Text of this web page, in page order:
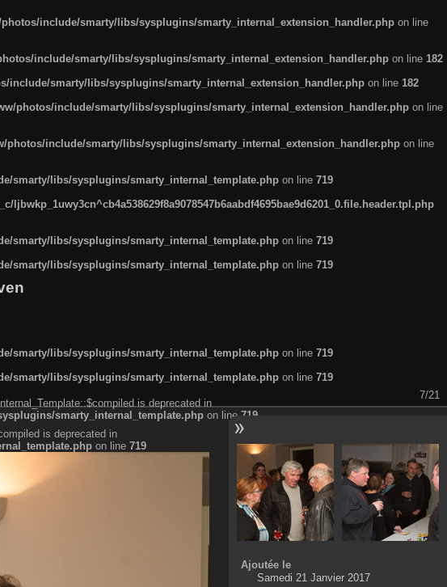
include/smarty/libs/sysplugins/smarty_internal_extension_handler.php on line
include/smarty/libs/sysplugins/smarty_internal_extension_handler.php on line 182
include/smarty/libs/sysplugins/smarty_internal_extension_handler.php on line 182
photos/include/smarty/libs/sysplugins/smarty_internal_extension_handler.php on line
photos/include/smarty/libs/sysplugins/smarty_internal_extension_handler.php on line
smarty/libs/sysplugins/smarty_internal_template.php on line 719
ljbwkp_1uwy3cn^cb4a538629f8a9078547b6aabdf4695bae9d6201_0.file.header.tpl.php
smarty/libs/sysplugins/smarty_internal_template.php on line 719
smarty/libs/sysplugins/smarty_internal_template.php on line 719
smarty/libs/sysplugins/smarty_internal_template.php on line 719
smarty/libs/sysplugins/smarty_internal_template.php on line 719
7/21
is deprecated in
smarty_internal_template.php on line 719
is deprecated in
on line 719
Ajoutée le
Samedi 21 Janvier 2017